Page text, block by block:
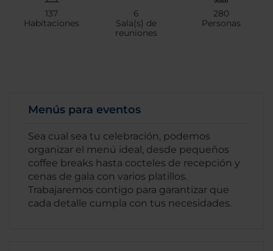
137
Habitaciones
6
Sala(s) de
reuniones
280
Personas
Menús para eventos
Sea cual sea tu celebración, podemos
organizar el menú ideal, desde pequeños
coffee breaks hasta cocteles de recepción y
cenas de gala con varios platillos.
Trabajaremos contigo para garantizar que
cada detalle cumpla con tus necesidades.